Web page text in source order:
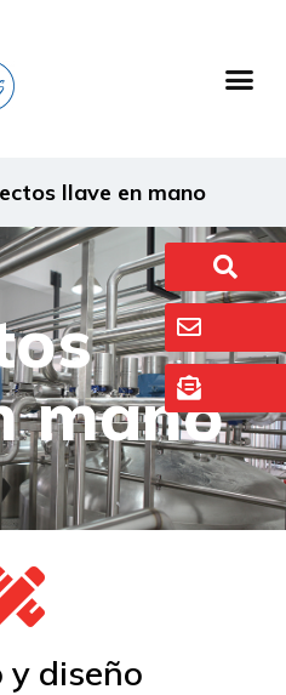
llave en mano
mano
y diseño